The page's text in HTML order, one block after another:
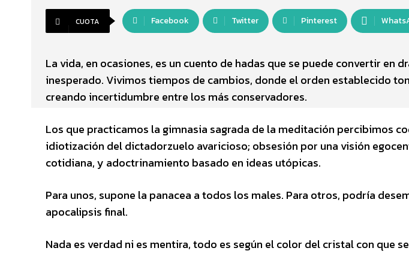
CUOTA Facebook Twitter Pinterest
La vida, en ocasiones, es un cuento de hadas que se puede convertir en
inesperado. Vivimos tiempos de cambios, donde el orden establecido
creando incertidumbre entre los más conservadores.
Los que practicamos la gimnasia sagrada de la meditación percibimos
idiotización del dictadorzuelo avaricioso; obsesión por una visión
cotidiana, y adoctrinamiento basado en ideas utópicas.
Para unos, supone la panacea a todos los males. Para otros, podría
apocalipsis final.
Nada es verdad ni es mentira, todo es según el color del cristal con que